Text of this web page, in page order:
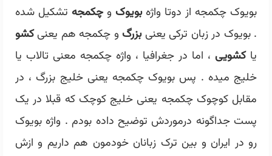
بویوک چکمجه از دوتا واژهبویوک و چکمجه تشکیل شده
. بویوک در زبان ترکی یعنیبزرگ و چکمجه هم یعنیکشو
یاکشویی ، اما در جغرافیا ، واژه چکمجه معنی تالاب یا
خلیج میده . پس بویوک چکمجه یعنی خلیج بزرگ ، در
مقابل کوچوک چکمجه یعنی خلیج کوچک که قبلا در یک
پست جداگونه درموردش توضیح داده بودم . واژه بویوک
رو در ایران و بین ترک زبانان خودمون هم داریم و ازش